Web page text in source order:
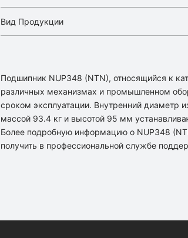
Вид Продукции
Подшипник NUP348 (NTN), относящийся к
различных механизмах и промышленном
сроком эксплуатации. Внутренний диаметр
массой 93.4 кг и высотой 95 мм
Более подробную информацию о NUP348
получить в профессиональной службе